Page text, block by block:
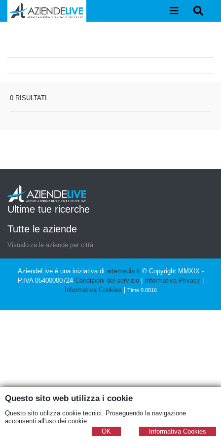
0 RISULTATI
Ultime tue ricerche
Tutte le aziende
Visualizza le aziende per città
AziendeLive è una iniziativa di artemedia.it© Copyright MMXIX -
P.IVA 05400000724 Condizioni del servizio| Informativa Privacy|
Informativa Cookies | Time 0.0016
Questo sito web utilizza i cookie
Questo sito utilizza cookie tecnici. Proseguendo la navigazione
acconsenti all'uso dei cookie.
Informativa Cookies
OK